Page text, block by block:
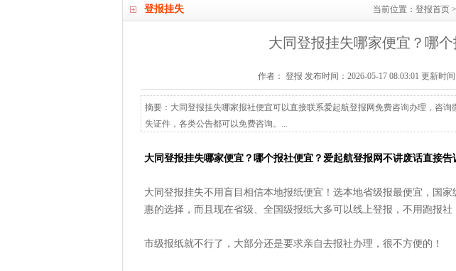
登报挂失 当前位置： 登报首页 >
大同登报挂失哪家便宜？哪个
作者： 登报 发布时间：2026-05-17 08:03:01 更新时间
摘要：大同登报挂失哪家报社便宜可以直接联系爱起航登报网免费咨询办理，咨询
失证件，各类公告都可以免费咨询。...
大同登报挂失哪家便宜？哪个报社便宜？爱起航登报网不讲废话直接告
大同登报挂失不用盲目相信本地报纸便宜！选本地省级报最便宜，国
惠的选择，而且现在省级、全国级报纸大多可以线上登报，不用跑报社
市级报纸就不行了，大部分还是要求亲自去报社办理，很不方便的！